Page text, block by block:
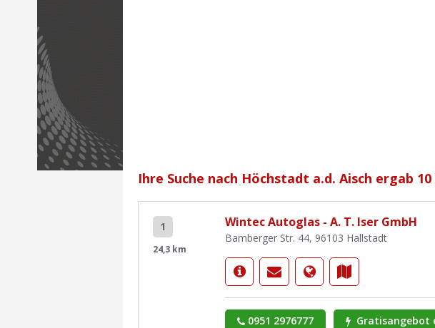
Ihre Suche nach Höchstadt a.d. Aisch ergab
1
24,3 km
Wintec Autoglas - A. T. Iser GmbH
Bamberger Str. 44, 96103 Hallstadt
0951 2976777 Gratisangebot